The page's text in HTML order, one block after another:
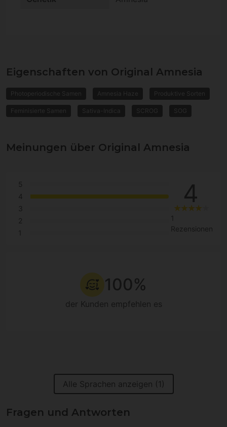
Eigenschaften von Original Amnesia
Photoperiodische Samen Amnesia Haze Produktive Sorten
Feminisierte Samen Sativa-Indica SCROG SOG
Meinungen über Original Amnesia
5
4
3
2
1
4
1
Rezensionen
100%
der Kunden empfehlen es
Alle Sprachen anzeigen (1)
Fragen und Antworten